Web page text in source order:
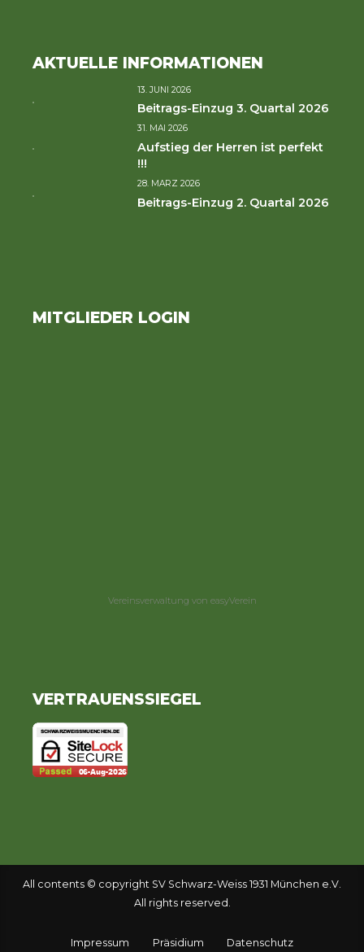
AKTUELLE INFORMATIONEN
13. JUNI 2026
Beitrags-Einzug 3. Quartal 2026
31. MAI 2026
Aufstieg der Herren ist perfekt
!!!
28. MÄRZ 2026
Beitrags-Einzug 2. Quartal 2026
MITGLIEDER LOGIN
Vereinsverwaltung von easyVerein
VERTRAUENSSIEGEL
All contents © copyright SV Schwarz-Weiss 1931 München e.V.
All rights reserved.
Impressum Präsidium Datenschutz